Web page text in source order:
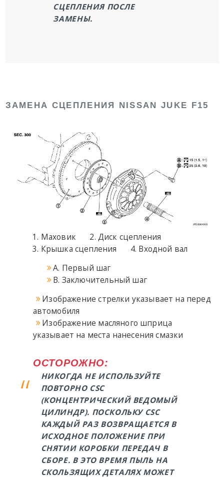
СЦЕПЛЕНИЯ ПОСЛЕ
ЗАМЕНЫ.
ЗАМЕНА СЦЕПЛЕНИЯ NISSAN JUKE F15
Маховик
Диск сцепления
Крышка сцепления
Входной вал
A. Первый шаг
B. Заключительный шаг
Изображение стрелки указывает на перед
автомобиля
Изображение масляного шприца
указывает на места нанесения смазки
ОСТОРОЖНО:
НИКОГДА НЕ ИСПОЛЬЗУЙТЕ
ПОВТОРНО CSC
(КОНЦЕНТРИЧЕСКИЙ ВЕДОМЫЙ
ЦИЛИНДР). ПОСКОЛЬКУ CSC
КАЖДЫЙ РАЗ ВОЗВРАЩАЕТСЯ В
ИСХОДНОЕ ПОЛОЖЕНИЕ ПРИ
СНЯТИИ КОРОБКИ ПЕРЕДАЧ В
СБОРЕ. В ЭТО ВРЕМЯ ПЫЛЬ НА
СКОЛЬЗЯЩИХ ДЕТАЛЯХ МОЖЕТ